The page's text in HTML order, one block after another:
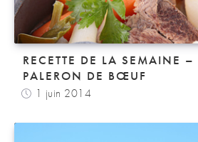
RECETTE DE LA SEMAINE –
PALERON DE BŒUF
1 juin 2014